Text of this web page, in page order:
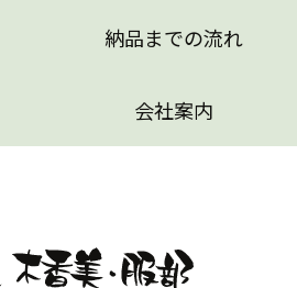
納品までの流れ
会社案内